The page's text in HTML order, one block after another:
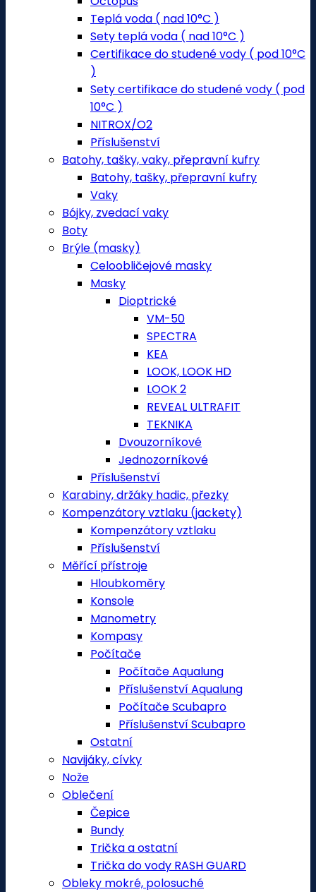
Teplá voda ( nad 10°C )
Sety teplá voda ( nad 10°C )
Certifikace do studené vody ( pod 10°C
)
Sety certifikace do studené vody ( pod
10°C )
NITROX/O2
Příslušenství
Batohy, tašky, vaky, přepravní kufry
Batohy, tašky, přepravní kufry
Vaky
Bójky, zvedací vaky
Boty
Brýle (masky)
Celoobličejové masky
Masky
Dioptrické
VM-50
SPECTRA
KEA
LOOK, LOOK HD
LOOK 2
REVEAL ULTRAFIT
TEKNIKA
Dvouzorníkové
Jednozorníkové
Příslušenství
Karabiny, držáky hadic, přezky
Kompenzátory vztlaku (jackety)
Kompenzátory vztlaku
Příslušenství
Měřící přístroje
Hloubkoměry
Konsole
Manometry
Kompasy
Počítače
Počítače Aqualung
Příslušenství Aqualung
Počítače Scubapro
Příslušenství Scubapro
Ostatní
Navijáky, cívky
Nože
Oblečení
Čepice
Bundy
Trička a ostatní
Trička do vody RASH GUARD
Obleky mokré, polosuché